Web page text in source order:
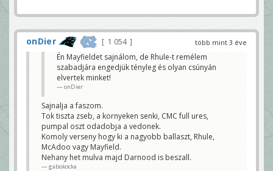
több mint 3 éve
onDier
1 054
Én Mayfieldet sajnálom, de Rhule-t remélem
szabadjára engedjük tényleg és olyan csúnyán
elvertek minket!
onDier
Sajnalja a faszom.
Tok tiszta zseb, a kornyeken senki, CMC full ures,
pumpal oszt odadobja a vedonek.
Komoly verseny hogy ki a nagyobb ballaszt, Rhule,
McAdoo vagy Mayfield.
Nehany het mulva majd Darnood is beszall.
gabokocka